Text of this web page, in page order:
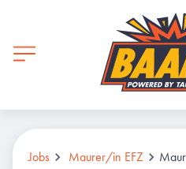
Jobs Maurer/in EFZ